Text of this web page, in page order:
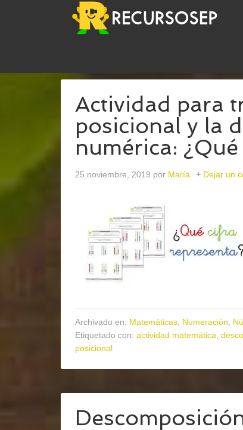
Actividad para
posicional y la
numérica:
25 noviembre, 2019 por María Dejar un
Archivado en: Matemáticas Numeración
Etiquetado con: actividad matemática
posicional